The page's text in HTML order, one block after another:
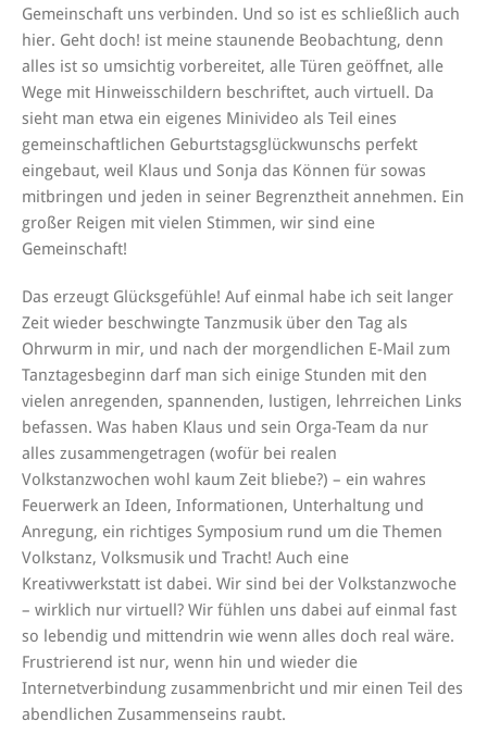
Gemeinschaft uns verbinden. Und so ist es schließlich auch
hier. Geht doch! ist meine staunende Beobachtung, denn
alles ist so umsichtig vorbereitet, alle Türen geöffnet, alle
Wege mit Hinweisschildern beschriftet, auch virtuell. Da
sieht man etwa ein eigenes Minivideo als Teil eines
gemeinschaftlichen Geburtstagsglückwunschs perfekt
eingebaut, weil Klaus und Sonja das Können für sowas
mitbringen und jeden in seiner Begrenztheit annehmen. Ein
großer Reigen mit vielen Stimmen, wir sind eine
Gemeinschaft!
Das erzeugt Glücksgefühle! Auf einmal habe ich seit langer
Zeit wieder beschwingte Tanzmusik über den Tag als
Ohrwurm in mir, und nach der morgendlichen E-Mail zum
Tanztagesbeginn darf man sich einige Stunden mit den
vielen anregenden, spannenden, lustigen, lehrreichen Links
befassen. Was haben Klaus und sein Orga-Team da nur
alles zusammengetragen (wofür bei realen
Volkstanzwochen wohl kaum Zeit bliebe?) – ein wahres
Feuerwerk an Ideen, Informationen, Unterhaltung und
Anregung, ein richtiges Symposium rund um die Themen
Volkstanz, Volksmusik und Tracht! Auch eine
Kreativwerkstatt ist dabei. Wir sind bei der Volkstanzwoche
– wirklich nur virtuell? Wir fühlen uns dabei auf einmal fast
so lebendig und mittendrin wie wenn alles doch real wäre.
Frustrierend ist nur, wenn hin und wieder die
Internetverbindung zusammenbricht und mir einen Teil des
abendlichen Zusammenseins raubt.